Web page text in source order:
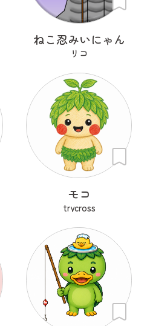
ねこ忍みいにゃん
リコ
モコ
trycross